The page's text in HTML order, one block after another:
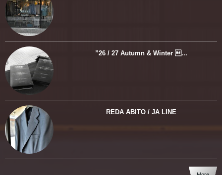
”26 / 27 Autumn & Winter ...
REDA ABITO / JA LINE